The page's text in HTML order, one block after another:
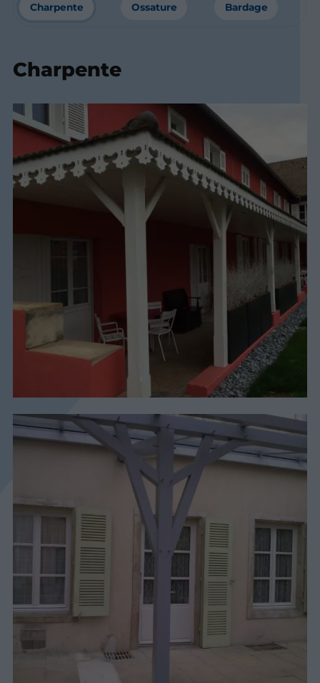
Charpente Ossature Bardage
Charpente